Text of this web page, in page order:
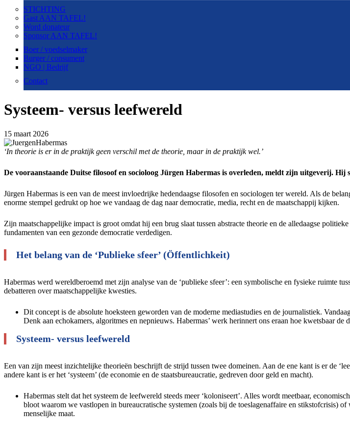
STICHTING
Gast AAN TAFEL!
Word donateur
Sponsor AAN TAFEL!
Boer / voedselmaker
Burger / consument
NGO | Bedrijf
Contact
Systeem- versus leefwereld
15 maart 2026
‘In theorie is er in de praktijk geen verschil met de theorie, maar in de praktijk wel.’
De vooraanstaande Duitse filosoof en socioloog Jürgen Habermas is overleden, meldt zijn uitgeverij.
Jürgen Habermas is een van de meest invloedrijke hedendaagse filosofen en sociologen ter wereld. Als de
enorme stempel gedrukt op hoe we vandaag de dag naar democratie, media, recht en de maatschappij kijken.
Zijn maatschappelijke impact is groot omdat hij een brug slaat tussen abstracte theorie en de alledaagse
fundamenten van een gezonde democratie verdedigen.
Het belang van de ‘Publieke sfeer’ (Öffentlichkeit)
Habermas werd wereldberoemd met zijn analyse van de ‘publieke sfeer’: een symbolische en fysieke ruimte
debatteren over maatschappelijke kwesties.
Dit concept is de absolute hoeksteen geworden van de moderne mediastudies en de journalistiek.
Denk aan echokamers, algoritmes en nepnieuws. Habermas’ werk herinnert ons eraan hoe kwetsbaar
Systeem- versus leefwereld
Een van zijn meest inzichtelijke theorieën beschrijft de strijd tussen twee domeinen. Aan de ene kant is er de
andere kant is er het ‘systeem’ (de economie en de staatsbureaucratie, gedreven door geld en macht).
Habermas stelt dat het systeem de leefwereld steeds meer ‘koloniseert’. Alles wordt meetbaar,
bloot waarom we vastlopen in bureaucratische systemen (zoals bij de toeslagenaffaire en stikstofcrisis)
menselijke maat.